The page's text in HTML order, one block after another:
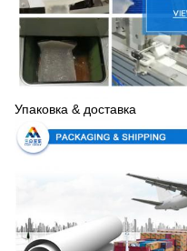
Упаковка & доставка